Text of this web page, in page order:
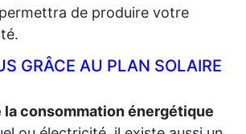
de produire votre
GRÂCE AU PLAN SOLAIRE
la consommation énergétique